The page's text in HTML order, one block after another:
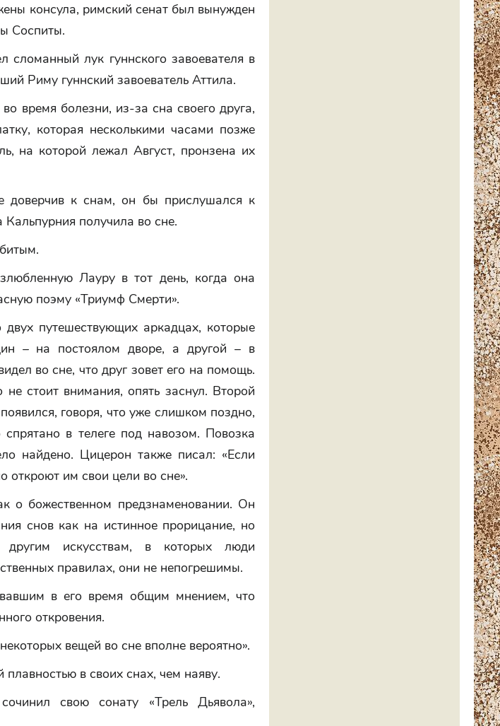
консула, римский сенат был вынужден
Соспиты.
лук гуннского завоевателя в
Риму гуннский завоеватель Аттила.
время болезни, из-за сна своего друга,
которая несколькими часами позже
на которой лежал Август, пронзена их
к снам, он бы прислушался к
получила во сне.
Лауру в тот день, когда она
поэму «Триумф Смерти».
путешествующих аркадцах, которые
– на постоялом дворе, а другой – в
во сне, что друг зовет его на помощь.
стоит внимания, опять заснул. Второй
говоря, что уже слишком поздно,
в телеге под навозом. Повозка
найдено. Цицерон также писал: «Если
откроют им свои цели во сне».
о божественном предзнаменовании. Он
снов как на истинное прорицание, но
искусствам, в которых люди
правилах, они не непогрешимы.
в его время общим мнением, что
откровения.
вещей во сне вполне вероятно».
в своих снах, чем наяву.
свою сонату «Трель Дьявола»,